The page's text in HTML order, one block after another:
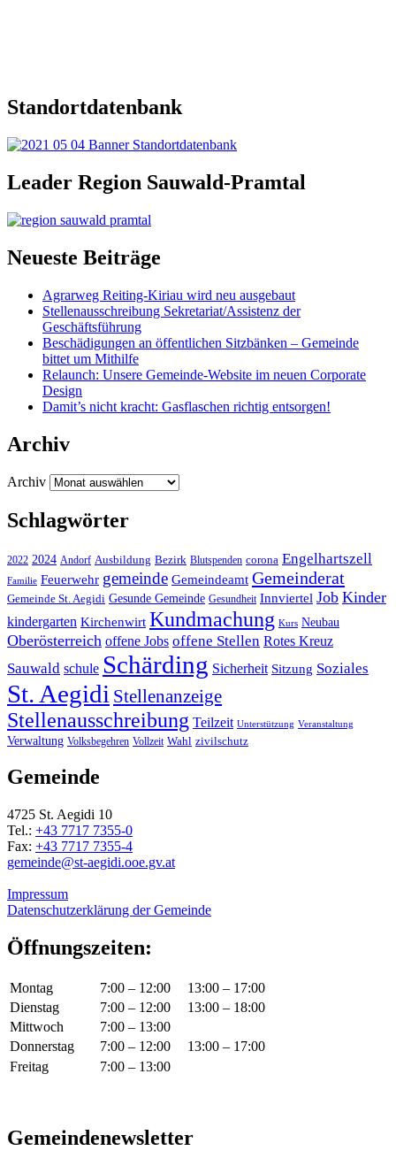
Standortdatenbank
Leader Region Sauwald-Pramtal
Neueste Beiträge
Agrarweg Reiting-Kiriau wird neu ausgebaut
Stellenausschreibung Sekretariat/Assistenz der
Geschäftsführung
Beschädigungen an öffentlichen Sitzbänken – Gemeinde
bittet um Mithilfe
Relaunch: Unsere Gemeinde-Website im neuen Corporate
Design
Damit’s nicht kracht: Gasflaschen richtig entsorgen!
Archiv
Archiv
Schlagwörter
2022 2024 Andorf Ausbildung Bezirk Blutspenden corona Engelhartszell
Familie Feuerwehr gemeinde Gemeindeamt Gemeinderat
Gemeinde St. Aegidi Gesunde Gemeinde Gesundheit Innviertel Job Kinder
kindergarten Kirchenwirt Kundmachung Kurs Neubau
Oberösterreich offene Jobs offene Stellen Rotes Kreuz
Sauwald schule Schärding Sicherheit Sitzung Soziales
St. Aegidi Stellenanzeige
Stellenausschreibung Teilzeit Unterstützung Veranstaltung
Verwaltung Volksbegehren Vollzeit Wahl zivilschutz
Gemeinde
4725 St. Aegidi 10
Tel.: +43 7717 7355-0
Fax: +43 7717 7355-4
gemeinde@st-aegidi.ooe.gv.at
Impressum
Datenschutzerklärung der Gemeinde
Öffnungszeiten:
Montag 7:00 – 12:00
13:00 – 17:00
Dienstag
7:00 – 12:00
13:00 – 18:00
Mittwoch
7:00 – 13:00
Donnerstag
7:00 – 12:00
13:00 – 17:00
Freitag
7:00 – 13:00
Gemeindenewsletter